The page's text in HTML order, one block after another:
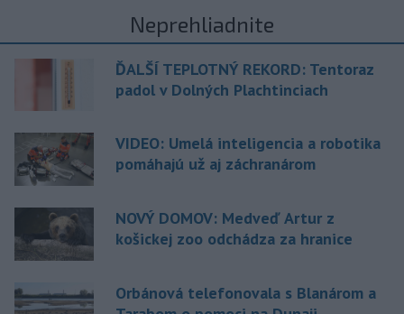
Neprehliadnite
ĎALŠÍ TEPLOTNÝ REKORD: Tentoraz
padol v Dolných Plachtinciach
VIDEO: Umelá inteligencia a robotika
pomáhajú už aj záchranárom
NOVÝ DOMOV: Medveď Artur z
košickej zoo odchádza za hranice
Orbánová telefonovala s Blanárom a